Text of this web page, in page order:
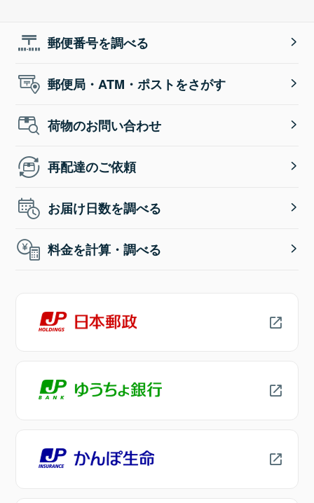
郵便番号を調べる
郵便局・ATM・ポストをさがす
荷物のお問い合わせ
再配達のご依頼
お届け日数を調べる
料金を計算・調べる